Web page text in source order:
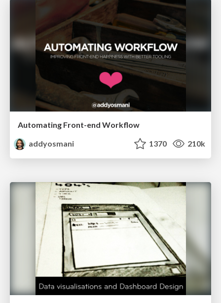
Automating Front-end Workflow
addyosmani
1370 210k